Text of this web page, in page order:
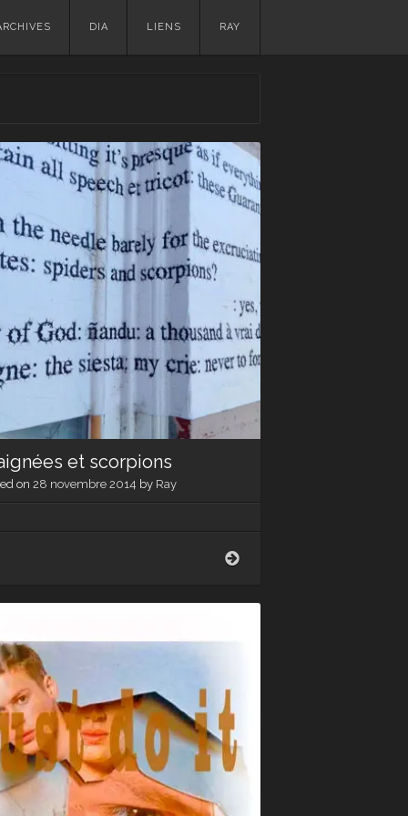
DIA LIENS RAY
et scorpions
on 28 novembre 2014 by Ray